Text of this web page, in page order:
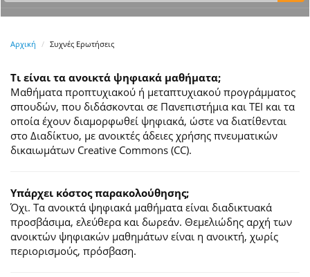
Αρχική Συχνές Ερωτήσεις
Τι είναι τα ανοικτά ψηφιακά μαθήματα;
Μαθήματα προπτυχιακού ή μεταπτυχιακού προγράμματος
σπουδών, που διδάσκονται σε Πανεπιστήμια και ΤΕΙ και τα
οποία έχουν διαμορφωθεί ψηφιακά, ώστε να διατίθενται
στο Διαδίκτυο, με ανοικτές άδειες χρήσης πνευματικών
δικαιωμάτων Creative Commons (CC).
Υπάρχει κόστος παρακολούθησης;
Όχι. Τα ανοικτά ψηφιακά μαθήματα είναι διαδικτυακά
προσβάσιμα, ελεύθερα και δωρεάν. Θεμελιώδης αρχή των
ανοικτών ψηφιακών μαθημάτων είναι η ανοικτή, χωρίς
περιορισμούς, πρόσβαση.